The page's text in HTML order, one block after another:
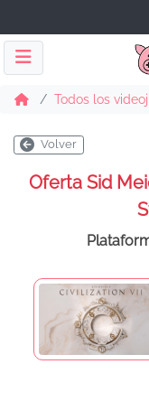
Todos los
Volver
Oferta Sid